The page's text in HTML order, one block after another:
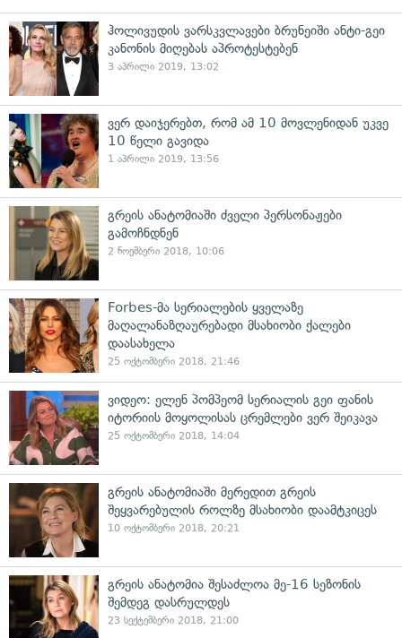
ჰოლივუდის ვარსკვლავები ბრუნეიში ანტი-გეი
კანონის მიღებას აპროტესტებენ
3 აპრილი 2019, 13:02
ვერ დაიჯერებთ, რომ ამ 10 მოვლენიდან უკვე
10 წელი გავიდა
1 აპრილი 2019, 13:56
გრეის ანატომიაში ძველი პერსონაჟები
გამოჩნდნენ
2 ნოემბერი 2018, 10:06
Forbes-მა სერიალების ყველაზე
მაღალანაზღაურებადი მსახიობი ქალები
დაასახელა
25 ოქტომბერი 2018, 21:46
ვიდეო: ელენ პომპეომ სერიალის გეი ფანის
იტორიის მოყოლისას ცრემლები ვერ შეიკავა
25 ოქტომბერი 2018, 14:04
გრეის ანატომიაში მერედით გრეის
შეყვარებულის როლზე მსახიობი დაამტკიცეს
10 ოქტომბერი 2018, 20:21
გრეის ანატომია შესაძლოა მე-16 სეზონის
შემდეგ დასრულდეს
23 სექტემბერი 2018, 21:00